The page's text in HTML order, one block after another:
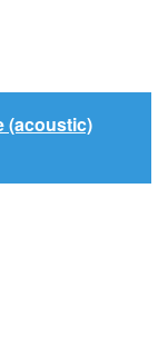
(acoustic)